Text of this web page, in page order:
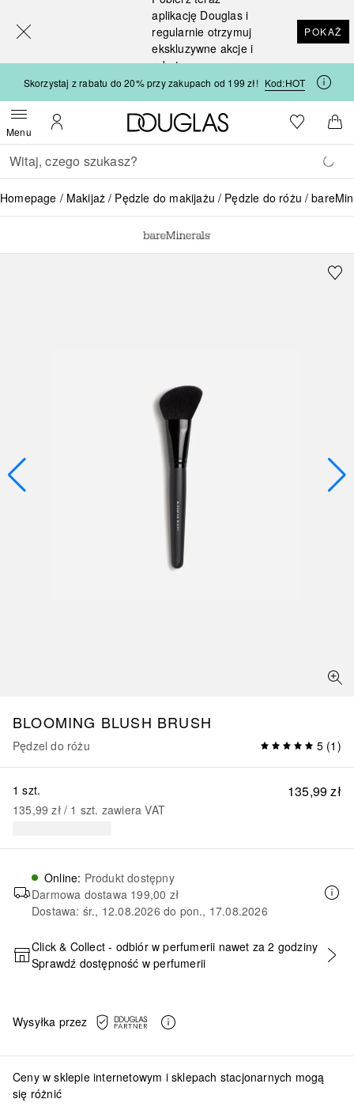
aplikację Douglas i
regularnie otrzymuj
ekskluzywne akcje i
rabaty
POKAŻ
Skorzystaj z rabatu do 20% przy zakupach od 199 zł! Kod:HOT
MenuOtwórz menuMoje konto
Strona główna Douglas
Do listyDo
Wracać
Wykonaj wyszukiwanie
Homepage Makijaż Pędzle do makijażu Pędzle do różu
BLOOMING BLUSH BRUSH
Pędzel do różu 5 (1 )
135,99 zł
1 szt.
135,99 zł / 1 szt. zawiera VAT
Online: Produkt dostępny
Darmowa dostawa 199,00 zł
Dostawa: śr., 12.08.2026 do pon., 17.08.2026
DODAJ DO KOSZYKA
Click & Collect - odbiór w perfumerii nawet za 2 godziny
Sprawdź dostępność w perfumerii
Wysyłka przez
Ceny w sklepie internetowym i sklepach stacjonarnych mogą
się różnić
[navigation.slideout.screenreader]